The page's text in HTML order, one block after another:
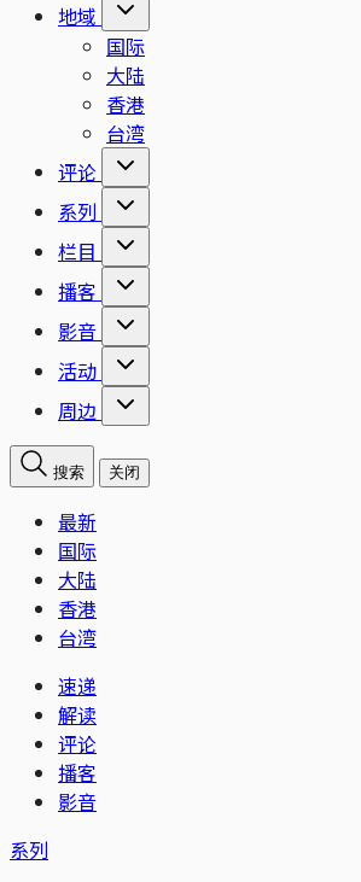
地域
国际
大陆
香港
台湾
评论
系列
栏目
播客
影音
活动
周边
搜索 关闭
最新
国际
大陆
香港
台湾
速递
解读
评论
播客
影音
系列